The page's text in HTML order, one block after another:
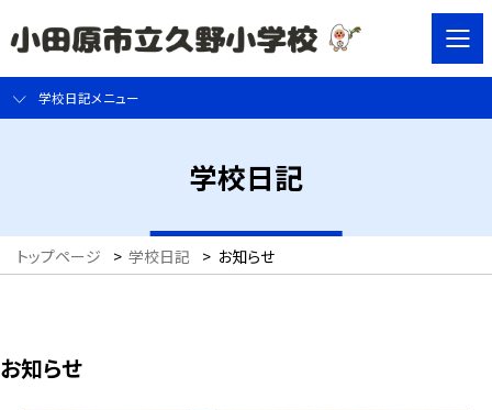
学校日記メニュー
学校日記
トップページ > 学校日記 > お知らせ
お知らせ